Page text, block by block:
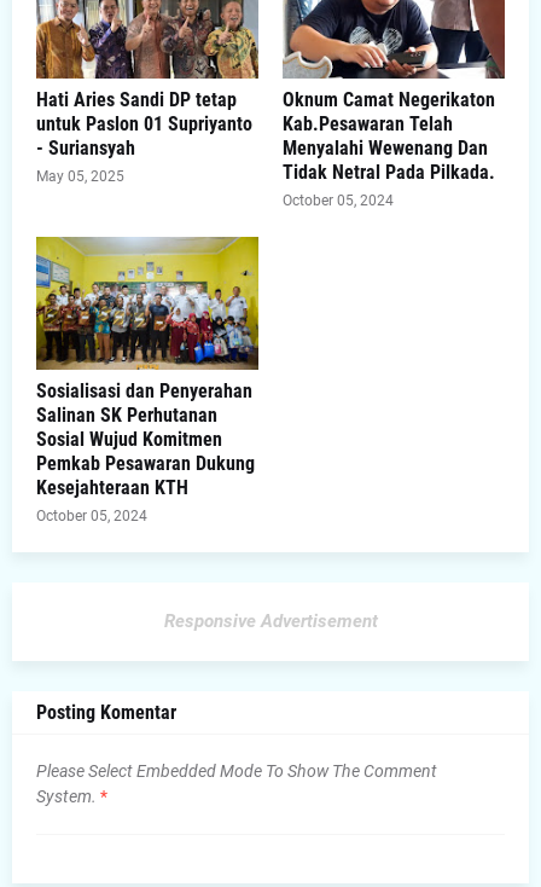
Hati Aries Sandi DP tetap
untuk Paslon 01 Supriyanto
- Suriansyah
May 05, 2025
Oknum Camat Negerikaton
Kab.Pesawaran Telah
Menyalahi Wewenang Dan
Tidak Netral Pada Pilkada.
October 05, 2024
Sosialisasi dan Penyerahan
Salinan SK Perhutanan
Sosial Wujud Komitmen
Pemkab Pesawaran Dukung
Kesejahteraan KTH
October 05, 2024
Responsive Advertisement
Posting Komentar
Please Select Embedded Mode To Show The Comment
System. *